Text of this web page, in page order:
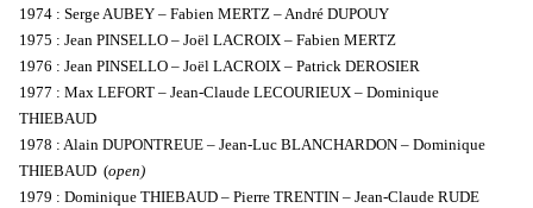
1974 : Serge AUBEY – Fabien MERTZ – André DUPOUY
1975 : Jean PINSELLO – Joël LACROIX – Fabien MERTZ
1976 : Jean PINSELLO – Joël LACROIX – Patrick DEROSIER
1977 : Max LEFORT – Jean-Claude LECOURIEUX – Dominique
THIEBAUD
1978 : Alain DUPONTREUE – Jean-Luc BLANCHARDON – Dominique
THIEBAUD (open)
1979 : Dominique THIEBAUD – Pierre TRENTIN – Jean-Claude RUDE